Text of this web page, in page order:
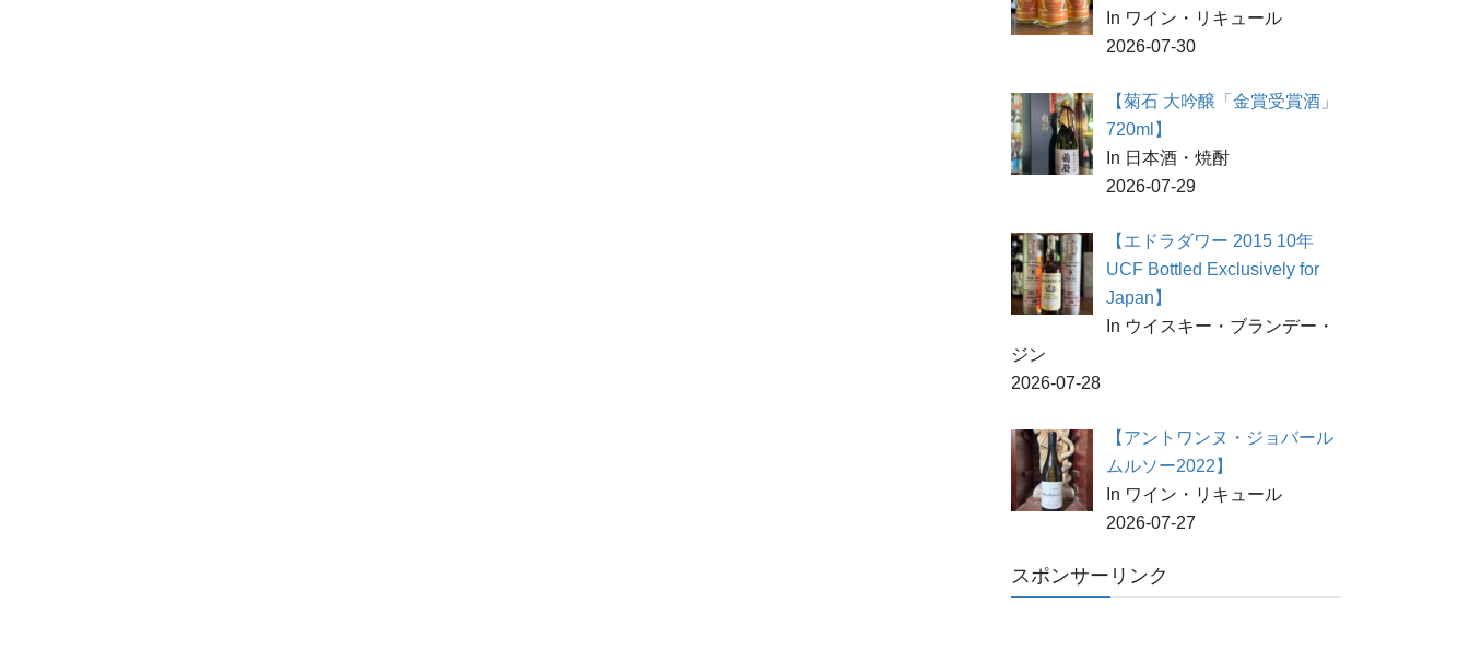
In ワイン・リキュール
2026-07-30
【菊石 大吟醸「金賞受賞酒」
720ml】
In 日本酒・焼酎
2026-07-29
【エドラダワー 2015 10年
UCF Bottled Exclusively for
Japan】
In ウイスキー・ブランデー・
ジン
2026-07-28
【アントワンヌ・ジョバール
ムルソー2022】
In ワイン・リキュール
2026-07-27
スポンサーリンク